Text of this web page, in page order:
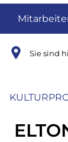
Sie sind